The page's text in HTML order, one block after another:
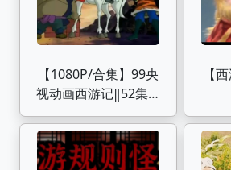
【1080P/合集】99央
视动画西游记‖52集超
清修复
【